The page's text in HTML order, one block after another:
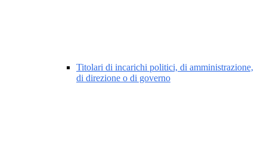
Titolari di incarichi politici, di amministrazione,
di direzione o di governo